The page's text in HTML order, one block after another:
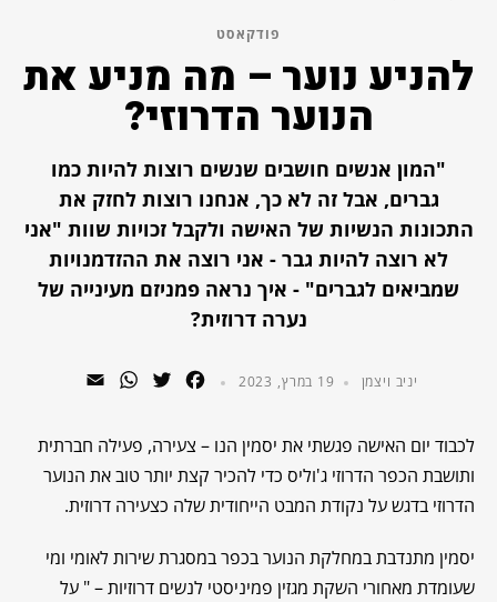
פודקאסט
להניע נוער – מה מניע את
הנוער הדרוזי?
"המון אנשים חושבים שנשים רוצות להיות כמו
גברים, אבל זה לא כך, אנחנו רוצות לחזק את
התכונות הנשיות של האישה ולקבל זכויות שוות "אני
לא רוצה להיות גבר - אני רוצה את ההזדמנויות
שמביאים לגברים" - איך נראה פמניזם מעינייה של
נערה דרוזית?
יניב ויצמן 19 במרץ, 2023 Facebook
Twitter
WhatsApp
לכבוד יום האישה פגשתי את יסמין הנו – צעירה, פעילה חברתית
ותושבת הכפר הדרוזי ג'וליס כדי להכיר קצת יותר טוב את הנוער
הדרוזי בדגש על נקודת המבט הייחודית שלה כצעירה דרוזית.
יסמין מתנדבת במחלקת הנוער בכפר במסגרת שירות לאומי ומי
שעומדת מאחורי השקת מגזין פמיניסטי לנשים דרוזיות – " על